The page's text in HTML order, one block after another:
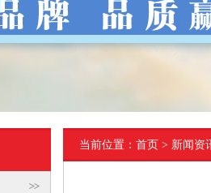
当前位置： 首页 > 新闻资